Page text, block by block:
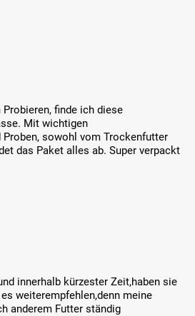
finde ich diese
Mit wichtigen
sowohl vom Trockenfutter
das Paket alles ab. Super verpackt
innerhalb kürzester Zeit,haben sie
weiterempfehlen,denn meine
anderem Futter ständig